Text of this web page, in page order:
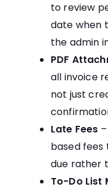
to review
date when
the admin
PDF
all invoice
not just
Late Fees
based
due rather
To-Do List